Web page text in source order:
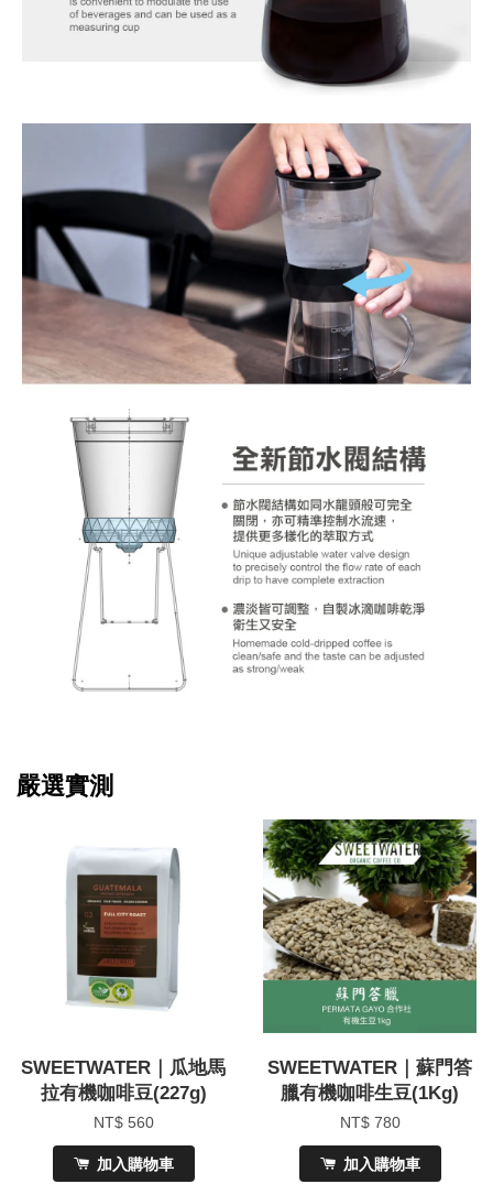
嚴選實測
SWEETWATER｜瓜地馬
拉有機咖啡豆(227g)
NT$ 560
加入購物車
SWEETWATER｜蘇門答
臘有機咖啡生豆(1Kg)
NT$ 780
加入購物車